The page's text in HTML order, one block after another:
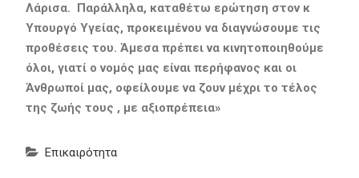
Λάρισα. Παράλληλα, καταθέτω ερώτηση στον κ
Υπουργό Υγείας, προκειμένου να διαγνώσουμε τις
προθέσεις του. Άμεσα πρέπει να κινητοποιηθούμε
όλοι, γιατί ο νομός μας είναι περήφανος και οι
Άνθρωποί μας, οφείλουμε να ζουν μέχρι το τέλος
της ζωής τους , με αξιοπρέπεια»
Επικαιρότητα